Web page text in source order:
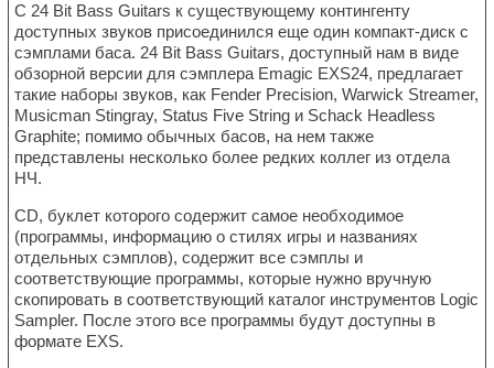
С 24 Bit Bass Guitars к существующему контингенту
доступных звуков присоединился еще один компакт-диск с
сэмплами баса. 24 Bit Bass Guitars, доступный нам в виде
обзорной версии для сэмплера Emagic EXS24, предлагает
такие наборы звуков, как Fender Precision, Warwick Streamer,
Musicman Stingray, Status Five String и Schack Headless
Graphite; помимо обычных басов, на нем также
представлены несколько более редких коллег из отдела
НЧ.
CD, буклет которого содержит самое необходимое
(программы, информацию о стилях игры и названиях
отдельных сэмплов), содержит все сэмплы и
соответствующие программы, которые нужно вручную
скопировать в соответствующий каталог инструментов Logic
Sampler. После этого все программы будут доступны в
формате EXS.